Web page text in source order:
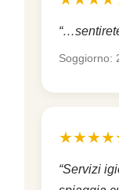
Soggiorno:
“Servizi